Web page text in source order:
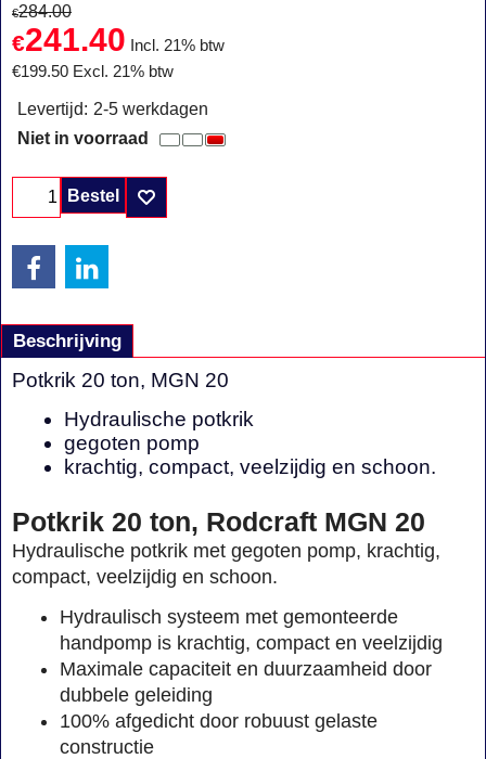
€284.00
€241.40
Incl. 21% btw
€199.50 Excl. 21% btw
Levertijd: 2-5 werkdagen
Niet in voorraad
Bestel
Beschrijving
Potkrik 20 ton, MGN 20
Hydraulische potkrik
gegoten pomp
krachtig, compact, veelzijdig en schoon.
Potkrik 20 ton, Rodcraft MGN 20
Hydraulische potkrik met gegoten pomp, krachtig,
compact, veelzijdig en schoon.
Hydraulisch systeem met gemonteerde
handpomp is krachtig, compact en veelzijdig
Maximale capaciteit en duurzaamheid door
dubbele geleiding
100% afgedicht door robuust gelaste
constructie